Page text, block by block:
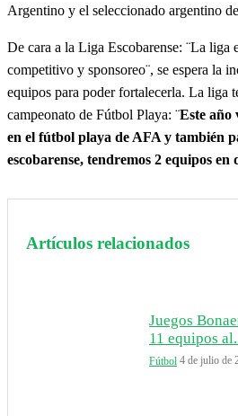
Argentino y el seleccionado argentino
De cara a la Liga Escobarense: ¨La liga
competitivo y sponsoreo¨, se espera la
equipos para poder fortalecerla. La liga
campeonato de Fútbol Playa: ¨Este año
en el fútbol playa de AFA y también
escobarense, tendremos 2 equipos en
Artículos relacionados
Juegos
11 equipos
Fútbol 4 de julio de